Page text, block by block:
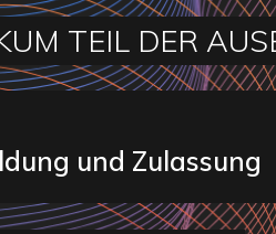
TEIL DER
und Zulassung